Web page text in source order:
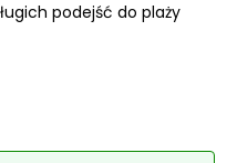
podejść do plaży